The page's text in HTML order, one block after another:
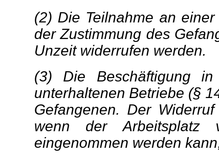
(2) Die Teilnahme an
der Zustimmung des
Unzeit widerrufen werden.
(3) Die Beschäftigung
unterhaltenen Betriebe (§
Gefangenen. Der
wenn der Arbeitsplatz
eingenommen werden